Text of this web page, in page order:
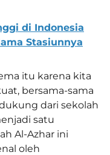
di Indonesia
Stasiunnya
itu karena kita
bersama-sama
dari sekolah
satu
Al-Azhar ini
oleh